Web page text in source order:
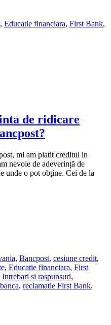
, Educatie financiara, First Bank,
de ridicare
mi am platit creditul in
nevoie de adeverință de
unde o pot obține. Cei de la
, Bancpost, cesiune credit,
, Educatie financiara, First
Intrebari si raspunsuri,
, reclamatie First Bank,